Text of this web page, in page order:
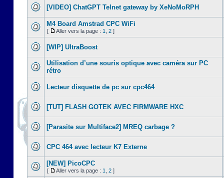
[VIDEO] ChatGPT Telnet gateway by XeNoMoRPH
M4 Board Amstrad CPC WiFi
[ Aller vers la page : 1 2 ]
[WIP] UltraBoost
Utilisation d’une souris optique avec caméra sur PC
rétro
Lecteur disquette de pc sur cpc464
[TUT] FLASH GOTEK AVEC FIRMWARE HXC
[Parasite sur Multiface2] MREQ carbage ?
CPC 464 avec lecteur K7 Externe
[NEW] PicoCPC
[ Aller vers la page : 1 2 ]